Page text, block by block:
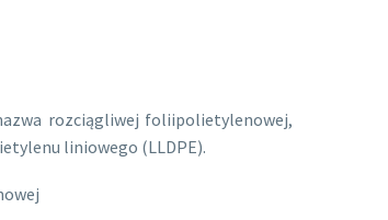
rozciągliwej foliipolietylenowej,
liniowego (LLDPE).